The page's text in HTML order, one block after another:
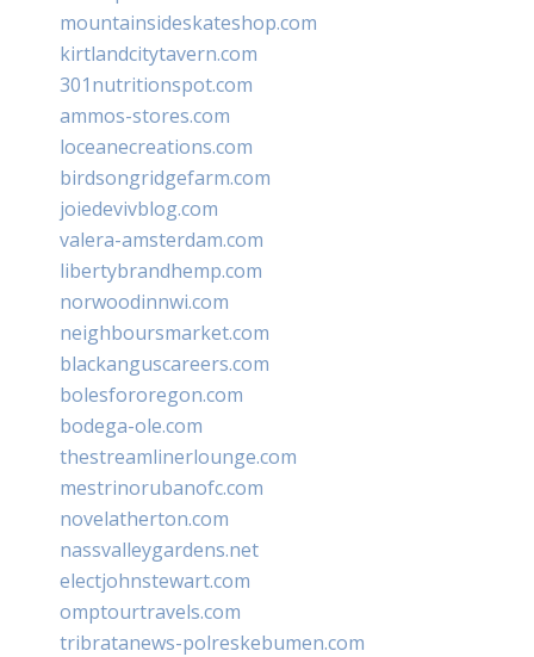
mountainsideskateshop.com
kirtlandcitytavern.com
301nutritionspot.com
ammos-stores.com
loceanecreations.com
birdsongridgefarm.com
joiedevivblog.com
valera-amsterdam.com
libertybrandhemp.com
norwoodinnwi.com
neighboursmarket.com
blackanguscareers.com
bolesfororegon.com
bodega-ole.com
thestreamlinerlounge.com
mestrinorubanofc.com
novelatherton.com
nassvalleygardens.net
electjohnstewart.com
omptourtravels.com
tribratanews-polreskebumen.com